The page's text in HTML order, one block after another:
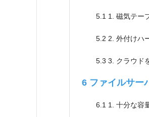
5.1 1. 磁気テー
5.2 2. 外付けハ
5.3 3. クラウド
6 ファイルサー
6.1 1. 十分な容